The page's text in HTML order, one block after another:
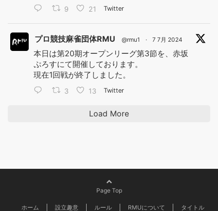
9 21 Twitter
プロ競技麻雀団体RMU @rmu1 · 7 7月 2024
本日は第20期オープンリーグ第3節を、赤坂
ぷろすにて開催しております。
現在1回戦が終了しました。
3 13 Twitter
Load More
Page Top
ホーム 設立趣意 ルール RMUについて タイトル